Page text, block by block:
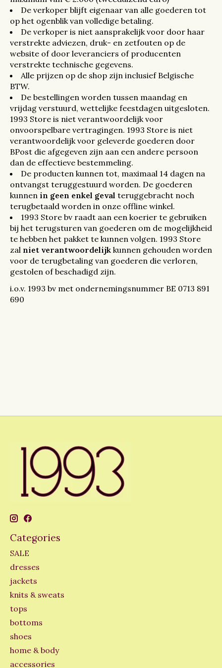
De verkoper blijft eigenaar van alle goederen tot
op het ogenblik van volledige betaling.
De verkoper is niet aansprakelijk voor door haar
verstrekte adviezen, druk- en zetfouten op de
website of door leveranciers of producenten
verstrekte technische gegevens.
Alle prijzen op de shop zijn inclusief Belgische
BTW.
De bestellingen worden tussen maandag en
vrijdag verstuurd, wettelijke feestdagen uitgesloten.
1993 Store is niet verantwoordelijk voor
onvoorspelbare vertragingen. 1993 Store is niet
verantwoordelijk voor geleverde goederen door
BPost die afgegeven zijn aan een andere persoon
dan de effectieve bestemmeling.
De producten kunnen tot, maximaal 14 dagen na
ontvangst teruggestuurd worden. De goederen
kunnen in geen enkel geval teruggebracht noch
terugbetaald worden in onze offline winkel.
1993 Store bv raadt aan een koerier te gebruiken
bij het terugsturen van goederen om de mogelijkheid
te hebben het pakket te kunnen volgen. 1993 Store
zal niet verantwoordelijk kunnen gehouden worden
voor de terugbetaling van goederen die verloren,
gestolen of beschadigd zijn.
i.o.v. 1993 bv met ondernemingsnummer BE 0713 891
690
Categories
SALE
dresses
jackets
knits & sweats
tops
bottoms
shoes
home & body
accessories